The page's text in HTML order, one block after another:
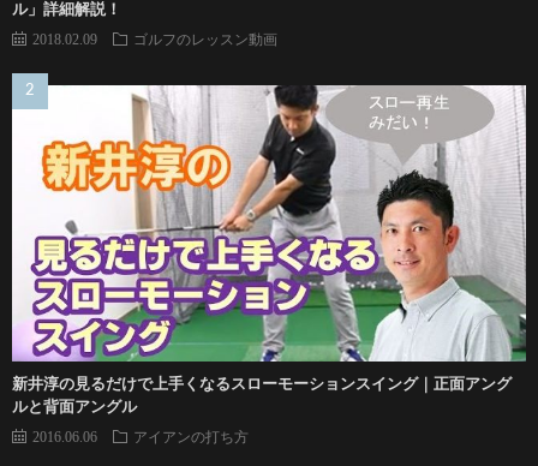
ル」詳細解説！
2018.02.09 ゴルフのレッスン動画
新井淳の見るだけで上手くなるスローモーションスイング｜正面アング
ルと背面アングル
2016.06.06 アイアンの打ち方